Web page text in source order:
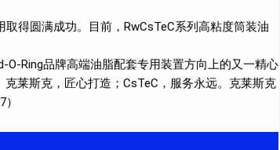
得圆满成功。目前，RwCsTeC系列高粘度筒装油
O-Ring品牌高端油脂配套专用装置方向上的又一精心
莱斯克，匠心打造；CsTeC，服务永远。克莱斯克